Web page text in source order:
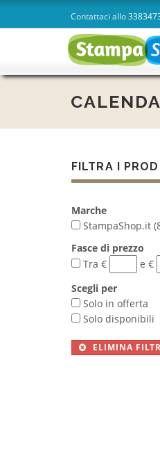
Contattaci allo
homepage
FILTRA I
Marche
StampaShop.it
Fasce di prezzo
Tra €
e €
Scegli per
Solo in offerta
Solo disponibili
ELIMINA